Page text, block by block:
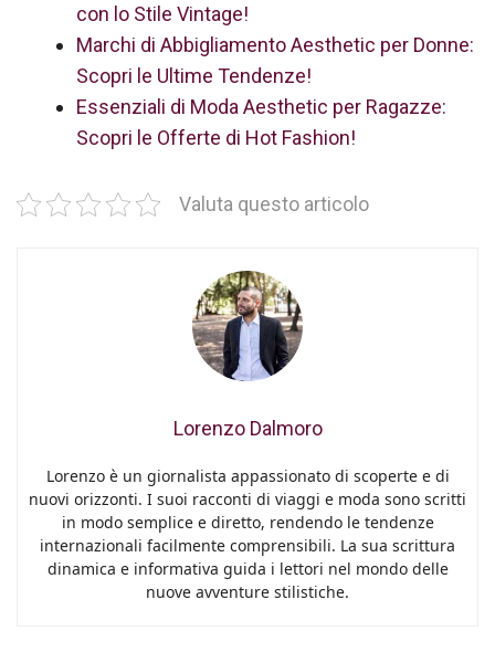
con lo Stile Vintage!
Marchi di Abbigliamento Aesthetic per Donne:
Scopri le Ultime Tendenze!
Essenziali di Moda Aesthetic per Ragazze:
Scopri le Offerte di Hot Fashion!
Valuta questo articolo
Lorenzo Dalmoro
Lorenzo è un giornalista appassionato di scoperte e di
nuovi orizzonti. I suoi racconti di viaggi e moda sono scritti
in modo semplice e diretto, rendendo le tendenze
internazionali facilmente comprensibili. La sua scrittura
dinamica e informativa guida i lettori nel mondo delle
nuove avventure stilistiche.